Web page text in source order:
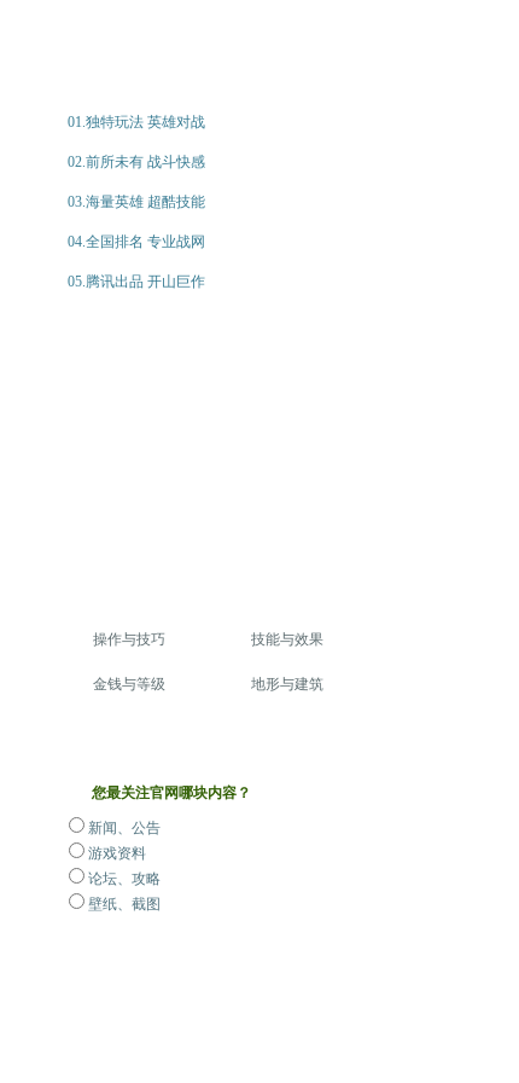
01.独特玩法 英雄对战
02.前所未有 战斗快感
03.海量英雄 超酷技能
04.全国排名 专业战网
05.腾讯出品 开山巨作
操作与技巧 技能与效果
金钱与等级 地形与建筑
您最关注官网哪块内容？
新闻、公告
游戏资料
论坛、攻略
壁纸、截图